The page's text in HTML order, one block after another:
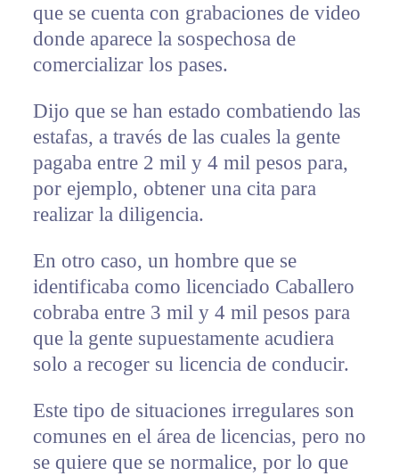
que se cuenta con grabaciones de video
donde aparece la sospechosa de
comercializar los pases.
Dijo que se han estado combatiendo las
estafas, a través de las cuales la gente
pagaba entre 2 mil y 4 mil pesos para,
por ejemplo, obtener una cita para
realizar la diligencia.
En otro caso, un hombre que se
identificaba como licenciado Caballero
cobraba entre 3 mil y 4 mil pesos para
que la gente supuestamente acudiera
solo a recoger su licencia de conducir.
Este tipo de situaciones irregulares son
comunes en el área de licencias, pero no
se quiere que se normalice, por lo que